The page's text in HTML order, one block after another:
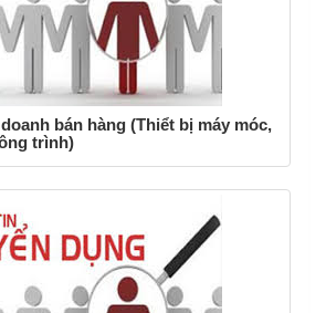
bán hàng (Thiểt bị máy móc,
trình)